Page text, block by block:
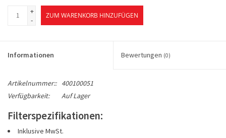
+
-
ZUM WARENKORB HINZUFÜGEN
Informationen Bewertungen (0)
Artikelnummer::
400100051
Verfügbarkeit:
Auf Lager
Filterspezifikationen:
Inklusive MwSt.